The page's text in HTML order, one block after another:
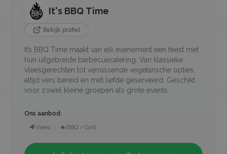
It's BBQ Time
Bekijk profiel
It’s BBQ Time maakt van elk evenement een feest met
hun uitgebreide barbecuecatering. Van klassieke
vleesgerechten tot verrassende vegetarische opties,
altijd vers bereid en met liefde geserveerd. Geschikt
voor zowel kleine groepen als grote events.
Ons aanbod:
🥩Vlees 🔥 BBQ / Grill